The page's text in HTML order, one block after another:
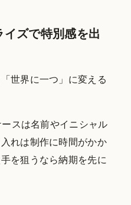
ズで特別感を出
世界に一つ」に変える
スは名前やイニシャル
れは制作に時間がかか
を狙うなら納期を先に